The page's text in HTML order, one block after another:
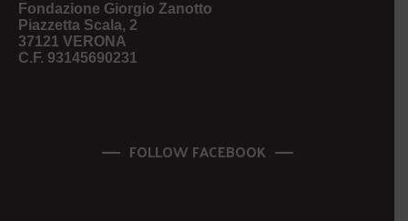
Fondazione Giorgio Zanotto
Piazzetta Scala, 2
37121 VERONA
C.F. 93145690231
FOLLOW FACEBOOK